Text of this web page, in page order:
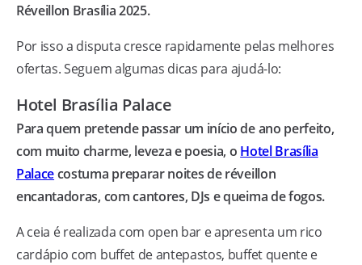
Réveillon Brasília 2025.
Por isso a disputa cresce rapidamente pelas melhores
ofertas. Seguem algumas dicas para ajudá-lo:
Hotel Brasília Palace
Para quem pretende passar um início de ano perfeito,
com muito charme, leveza e poesia, o Hotel Brasília
Palacecostuma preparar noites de réveillon
encantadoras, com cantores, DJs e queima de fogos.
A ceia é realizada com open bar e apresenta um rico
cardápio com buffet de antepastos, buffet quente e